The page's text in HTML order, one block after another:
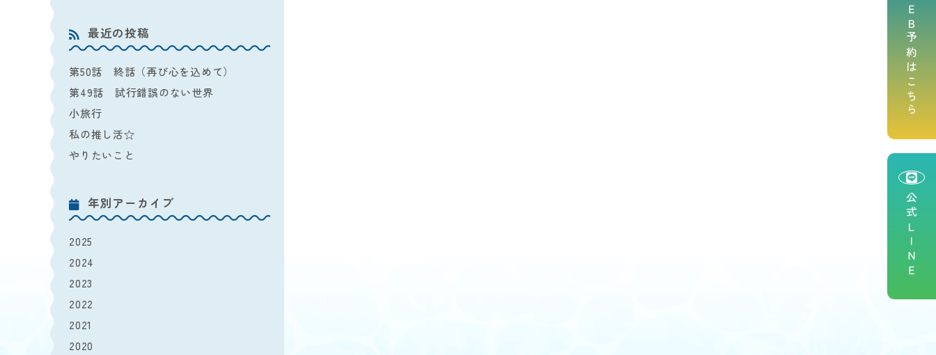
ＷＥＢ予約はこちら
公式ＬＩＮＥ
最近の投稿
第50話 終話（再び心を込めて）
第49話 試行錯誤のない世界
小旅行
私の推し活☆
やりたいこと
年別アーカイブ
2025
2024
2023
2022
2021
2020